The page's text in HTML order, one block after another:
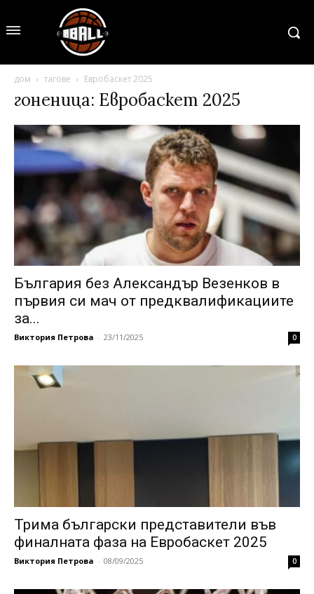
дом тагове Евробаскет 2025
гоненица: Евробаскет 2025
България без Александър Везенков в
първия си мач от предквалификациите
за...
Виктория Петрова - 23/11/2025 0
Трима български представители във
финалната фаза на Евробаскет 2025
Виктория Петрова - 08/09/2025 0